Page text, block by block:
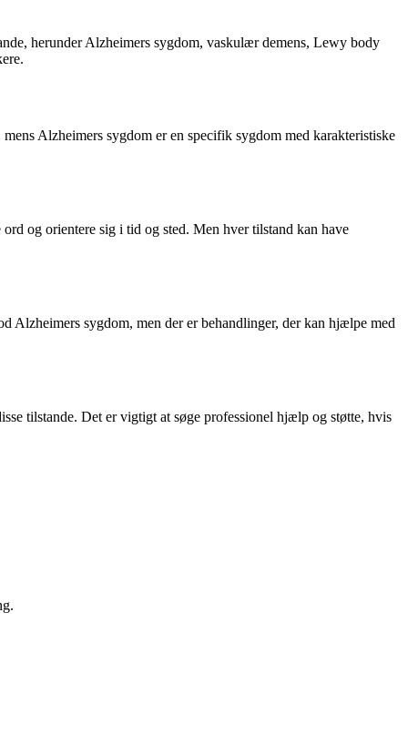
herunder Alzheimers sygdom, vaskulær demens, Lewy body
Alzheimers sygdom er en specifik sygdom med karakteristiske
og orientere sig i tid og sted. Men hver tilstand kan have
Alzheimers sygdom, men der er behandlinger, der kan hjælpe med
tilstande. Det er vigtigt at søge professionel hjælp og støtte, hvis